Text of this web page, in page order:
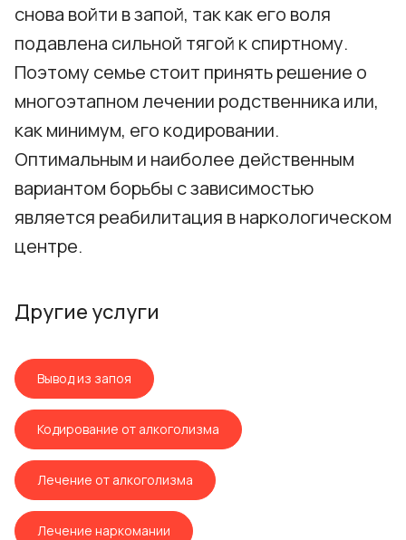
снова войти в запой, так как его воля
подавлена сильной тягой к спиртному.
Поэтому семье стоит принять решение о
многоэтапном лечении родственника или,
как минимум, его кодировании.
Оптимальным и наиболее действенным
вариантом борьбы с зависимостью
является реабилитация в наркологическом
центре.
Другие услуги
Вывод из запоя
Кодирование от алкоголизма
Лечение от алкоголизма
Лечение наркомании